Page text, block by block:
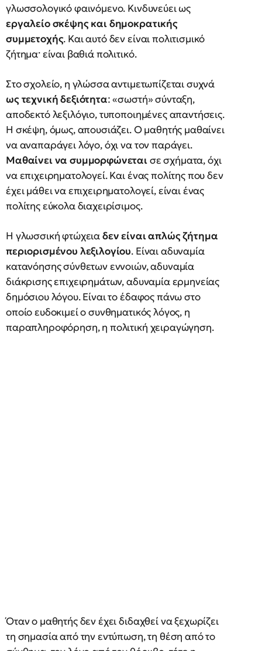
γλωσσολογικό φαινόμενο. Κινδυνεύει ως
εργαλείο σκέψης και δημοκρατικής
συμμετοχής. Και αυτό δεν είναι πολιτισμικό
ζήτημα· είναι βαθιά πολιτικό.
Στο σχολείο, η γλώσσα αντιμετωπίζεται συχνά
ως τεχνική δεξιότητα: «σωστή» σύνταξη,
αποδεκτό λεξιλόγιο, τυποποιημένες απαντήσεις.
Η σκέψη, όμως, απουσιάζει. Ο μαθητής μαθαίνει
να αναπαράγει λόγο, όχι να τον παράγει.
Μαθαίνει να συμμορφώνεταισε σχήματα, όχι
να επιχειρηματολογεί. Και ένας πολίτης που δεν
έχει μάθει να επιχειρηματολογεί, είναι ένας
πολίτης εύκολα διαχειρίσιμος.
Η γλωσσική φτώχειαδεν είναι απλώς ζήτημα
περιορισμένου λεξιλογίου. Είναι αδυναμία
κατανόησης σύνθετων εννοιών, αδυναμία
διάκρισης επιχειρημάτων, αδυναμία ερμηνείας
δημόσιου λόγου. Είναι το έδαφος πάνω στο
οποίο ευδοκιμεί ο συνθηματικός λόγος, η
παραπληροφόρηση, η πολιτική χειραγώγηση.
Όταν ο μαθητής δεν έχει διδαχθεί να ξεχωρίζει
τη σημασία από την εντύπωση, τη θέση από το